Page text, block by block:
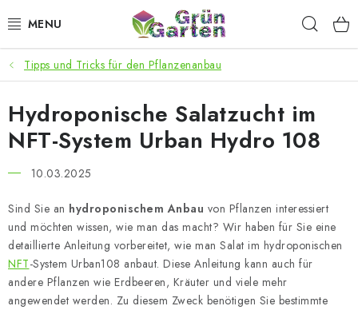
Inhalt
ANGEBOTE
LED PFLANZENLAMPEN
ANBAUBEDARF FÜR DEN HEIMANBAU
MICROGREENS
SMARTER GARTEN
Tipps und Tricks für den Pflanzenanbau
Hydroponische Salatzucht im
NFT-System Urban Hydro 108
10.03.2025
Sind Sie an hydroponischem Anbau von Pflanzen interessiert
und möchten wissen, wie man das macht? Wir haben für Sie eine
detaillierte Anleitung vorbereitet, wie man Salat im hydroponischen
NFT-System Urban108 anbaut. Diese Anleitung kann auch für
andere Pflanzen wie Erdbeeren, Kräuter und viele mehr
angewendet werden. Zu diesem Zweck benötigen Sie bestimmte